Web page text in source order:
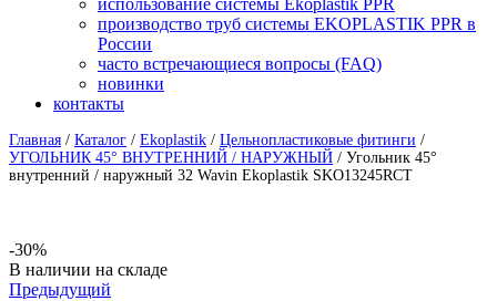
использование системы Ekoplastik PPR
производство труб системы EKOPLASTIK PPR в
России
часто встречающиеся вопросы (FAQ)
новинки
контакты
Главная / Каталог / Ekoplastik / Цельнопластиковые фитинги /
УГОЛЬНИК 45° ВНУТРЕННИЙ / НАРУЖНЫЙ / Угольник 45°
внутренний / наружный 32 Wavin Ekoplastik SKO13245RCT
-30%
Availability:
В наличии на складе
Предыдущий